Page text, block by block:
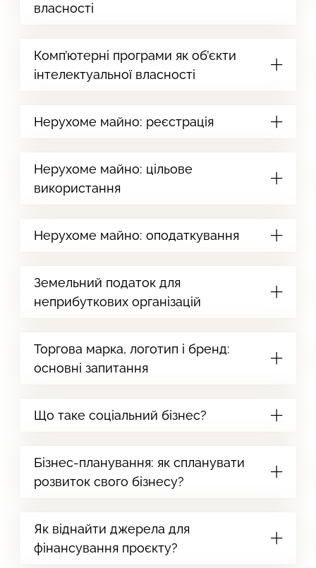
власності
Комп’ютерні програми як об’єкти
інтелектуальної власності
Нерухоме майно: реєстрація
Нерухоме майно: цільове
використання
Нерухоме майно: оподаткування
Земельний податок для
неприбуткових організацій
Торгова марка, логотип і бренд:
основні запитання
Що таке соціальний бізнес?
Бізнес-планування: як спланувати
розвиток свого бізнесу?
Як віднайти джерела для
фінансування проєкту?